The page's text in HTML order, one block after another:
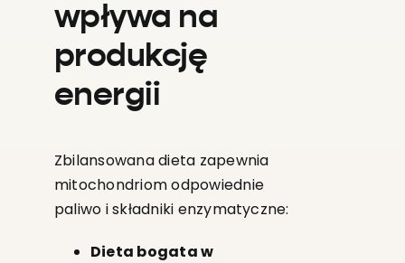
wpływa na
produkcję
energii
Zbilansowana dieta zapewnia
mitochondriom odpowiednie
paliwo i składniki enzymatyczne:
Dieta bogata w